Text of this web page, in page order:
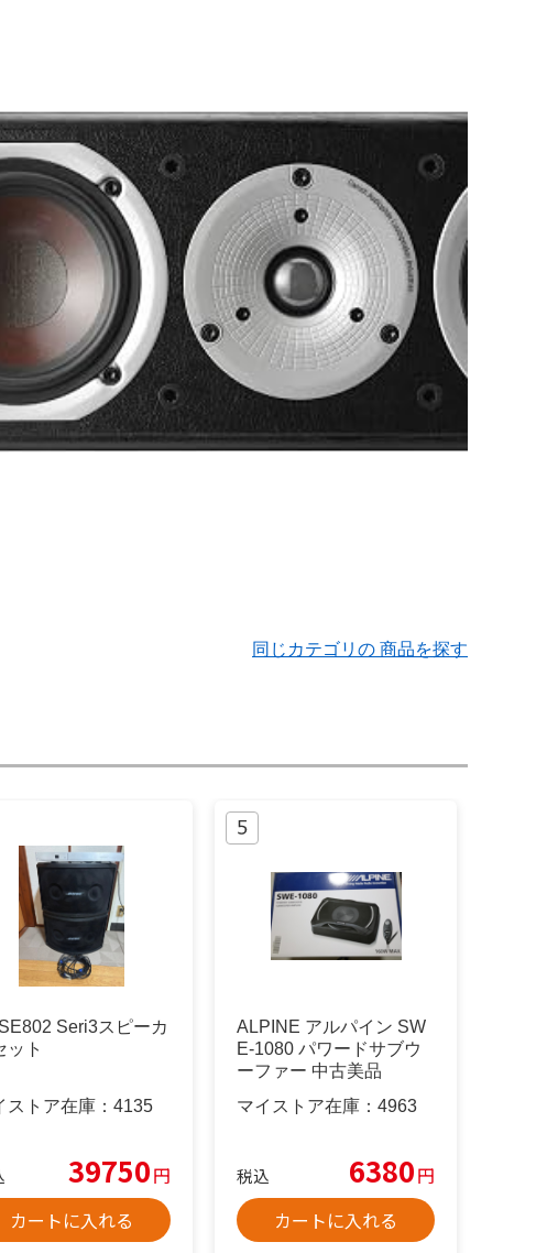
同じカテゴリの 商品を探す
Seri3スピーカ
ット
ストア在庫： 4135
39750円
カートに入れる
ALPINE アルパイン SW
E-1080 パワードサブウ
ーファー 中古美品
マイストア在庫： 4963
税込 6380円
カートに入れる